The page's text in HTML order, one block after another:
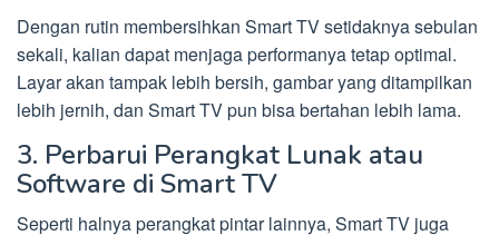
Dengan rutin membersihkan Smart TV setidaknya sebulan
sekali, kalian dapat menjaga performanya tetap optimal.
Layar akan tampak lebih bersih, gambar yang ditampilkan
lebih jernih, dan Smart TV pun bisa bertahan lebih lama.
3. Perbarui Perangkat Lunak atau
Software di Smart TV
Seperti halnya perangkat pintar lainnya, Smart TV juga